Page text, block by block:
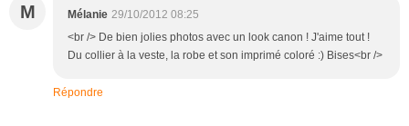
M Mélanie 29/10/2012 08:25
<br /> De bien jolies photos avec un look canon ! J'aime tout !
Du collier à la veste, la robe et son imprimé coloré :) Bises<br />
Répondre